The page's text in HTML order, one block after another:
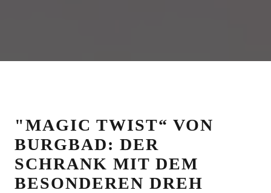
"MAGIC TWIST“ VON
BURGBAD: DER
SCHRANK MIT DEM
BESONDEREN DREH